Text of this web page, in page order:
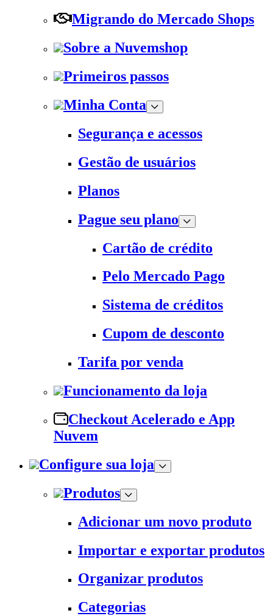
Migrando do Mercado Shops
Sobre a Nuvemshop
Primeiros passos
Minha Conta
Segurança e acessos
Gestão de usuários
Planos
Pague seu plano
Cartão de crédito
Pelo Mercado Pago
Sistema de créditos
Cupom de desconto
Tarifa por venda
Funcionamento da loja
Checkout Acelerado e App
Nuvem
Configure sua loja
Produtos
Adicionar um novo produto
Importar e exportar produtos
Organizar produtos
Categorias